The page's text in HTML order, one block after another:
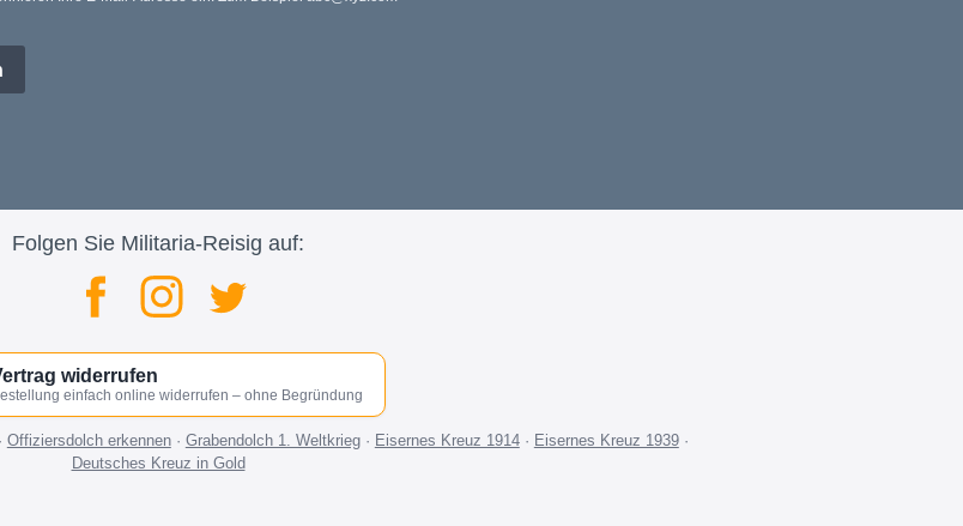
Folgen Sie Militaria-Reisig auf:
widerrufen
einfach online widerrufen – ohne Begründung
Offiziersdolch erkennen· Grabendolch 1. Weltkrieg· Eisernes Kreuz 1914· Eisernes Kreuz 1939·
Deutsches Kreuz in Gold